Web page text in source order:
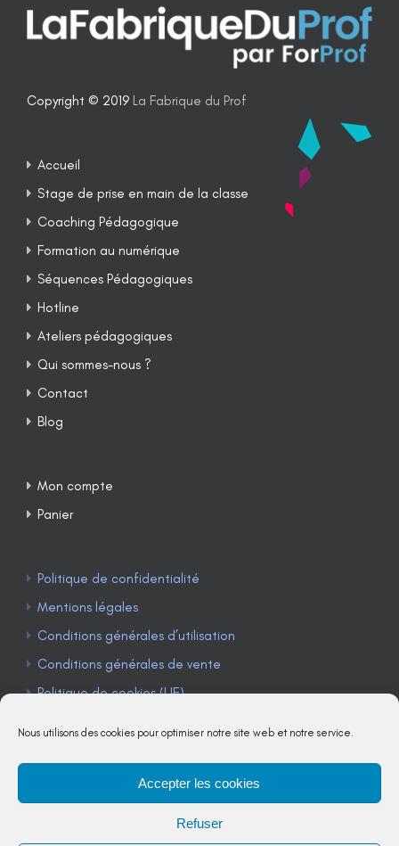
Nous utilisons des cookies pour optimiser notre site web et notre service.
Accepter les cookies
Refuser
Copyright © 2019 La Fabrique du Prof
Accueil
Stage de prise en main de la classe
Coaching Pédagogique
Formation au numérique
Séquences Pédagogiques
Hotline
Ateliers pédagogiques
Qui sommes-nous ?
Contact
Blog
Mon compte
Panier
Politique de confidentialité
Mentions légales
Conditions générales d’utilisation
Conditions générales de vente
Politique de cookies (UE)
TÉLÉPHONE : 04 90 85 22 98